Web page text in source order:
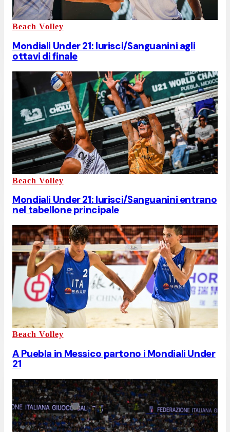
Beach Volley
Mondiali Under 21: Iurisci/Sanguanini agli
ottavi di finale
Beach Volley
Mondiali Under 21: Iurisci/Sanguanini entrano
nel tabellone principale
Beach Volley
A Puebla in Messico partono i Mondiali Under
21